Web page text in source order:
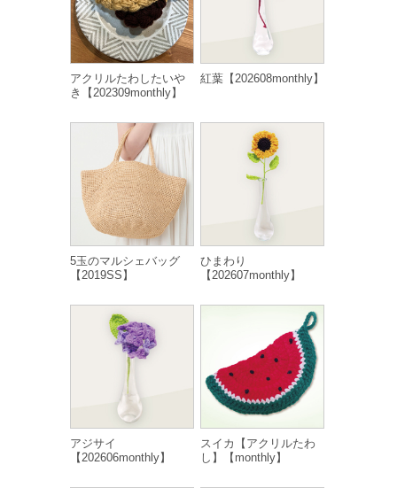
アクリルたわしたいや
き【202309monthly】
紅葉【202608monthly】
5玉のマルシェバッグ
【2019SS】
ひまわり
【202607monthly】
アジサイ
【202606monthly】
スイカ【アクリルたわ
し】【monthly】